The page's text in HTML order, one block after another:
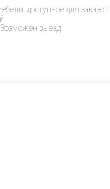
доступное для заказов.
выезд